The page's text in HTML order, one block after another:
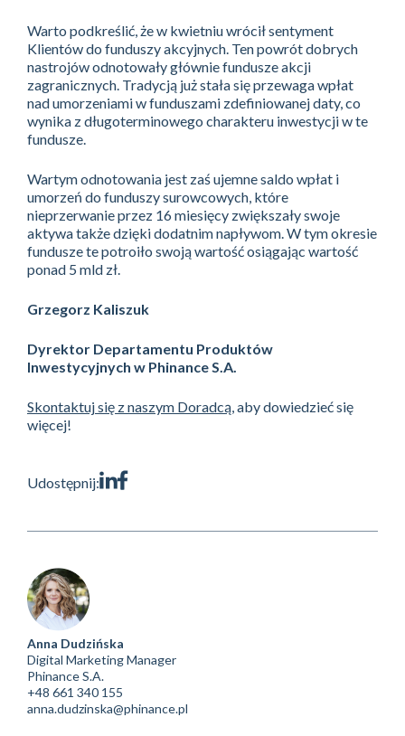
Warto podkreślić, że w kwietniu wrócił sentyment
Klientów do funduszy akcyjnych. Ten powrót dobrych
nastrojów odnotowały głównie fundusze akcji
zagranicznych. Tradycją już stała się przewaga wpłat
nad umorzeniami w funduszami zdefiniowanej daty, co
wynika z długoterminowego charakteru inwestycji w te
fundusze.
Wartym odnotowania jest zaś ujemne saldo wpłat i
umorzeń do funduszy surowcowych, które
nieprzerwanie przez 16 miesięcy zwiększały swoje
aktywa także dzięki dodatnim napływom. W tym okresie
fundusze te potroiło swoją wartość osiągając wartość
ponad 5 mld zł.
Grzegorz Kaliszuk
Dyrektor Departamentu Produktów
Inwestycyjnych w Phinance S.A.
Skontaktuj się z naszym Doradcą, aby dowiedzieć się
więcej!
Udostępnij:
Anna Dudzińska
Digital Marketing Manager
Phinance S.A.
+48 661 340 155
anna.dudzinska@phinance.pl